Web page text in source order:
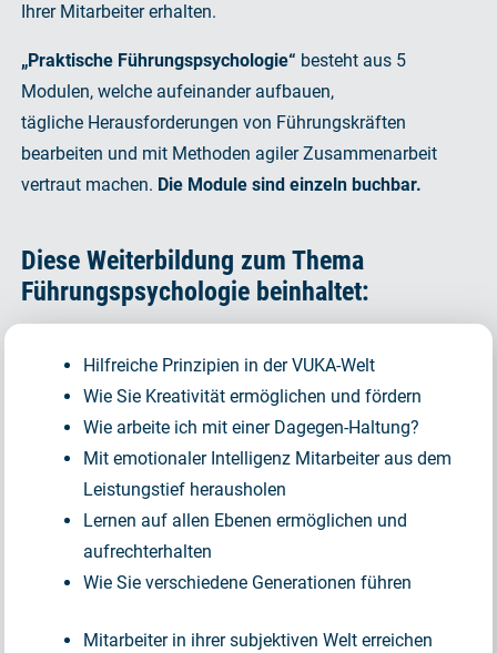
Ihrer Mitarbeiter erhalten.
„Praktische Führungspsychologie“ besteht aus 5
Modulen, welche aufeinander aufbauen,
tägliche Herausforderungen von Führungskräften
bearbeiten und mit Methoden agiler Zusammenarbeit
vertraut machen. Die Module sind einzeln buchbar.
Diese Weiterbildung zum Thema
Führungspsychologie beinhaltet:
Hilfreiche Prinzipien in der VUKA-Welt
Wie Sie Kreativität ermöglichen und fördern
Wie arbeite ich mit einer Dagegen-Haltung?
Mit emotionaler Intelligenz Mitarbeiter aus dem
Leistungstief herausholen
Lernen auf allen Ebenen ermöglichen und
aufrechterhalten
Wie Sie verschiedene Generationen führen
Mitarbeiter in ihrer subjektiven Welt erreichen